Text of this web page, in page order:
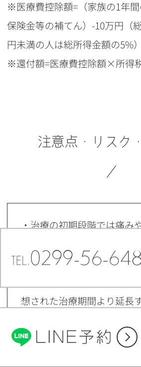
※医療費控除額=（家族の1年
保険金等の補てん）-10万円（
円未満の人は総所得金額の5%）
※還付額=医療費控除額×所得
注意点・リスク
・治療の初期段階では痛み
じやすくなりますが、1週
着きます。
・歯の動き方には個人差が
想された治療期間より延長
・装置の使用状況や定期的
患者様のご協力により治療